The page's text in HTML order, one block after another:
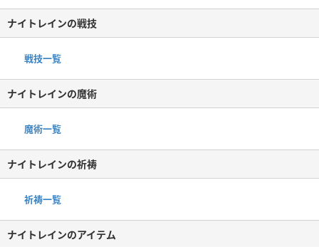
ナイトレインの戦技
戦技一覧
ナイトレインの魔術
魔術一覧
ナイトレインの祈祷
祈祷一覧
ナイトレインのアイテム